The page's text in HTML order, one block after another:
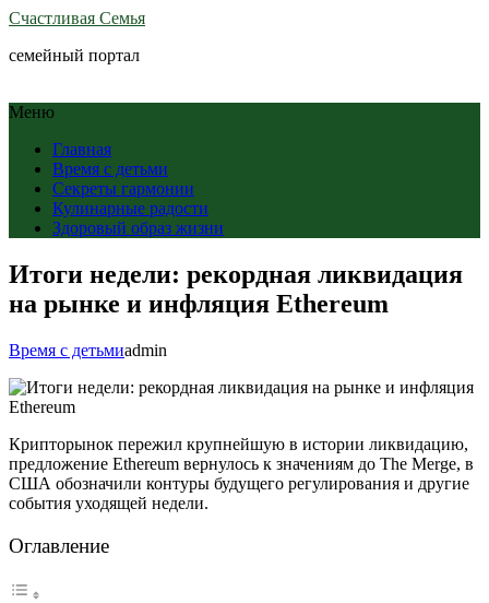
Счастливая Семья
семейный портал
Меню
Главная
Время с детьми
Секреты гармонии
Кулинарные радости
Здоровый образ жизни
Итоги недели: рекордная ликвидация
на рынке и инфляция Ethereum
Время с детьмиadmin
Крипторынок пережил крупнейшую в истории ликвидацию,
предложение Ethereum вернулось к значениям до The Merge, в
США обозначили контуры будущего регулирования и другие
события уходящей недели.
Оглавление